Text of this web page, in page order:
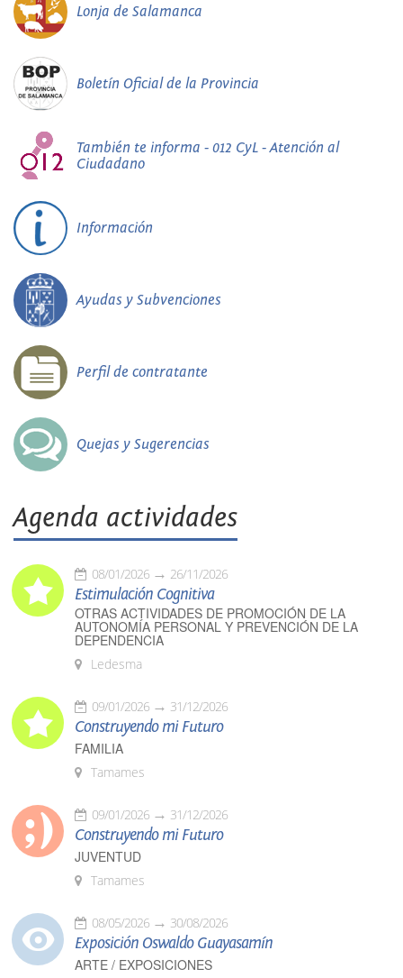
Lonja de Salamanca
Boletín Oficial de la Provincia
También te informa - 012 CyL - Atención al
Ciudadano
Información
Ayudas y Subvenciones
Perfil de contratante
Quejas y Sugerencias
Agenda actividades
08/01/2026 26/11/2026
Estimulación Cognitiva
OTRAS ACTIVIDADES DE PROMOCIÓN DE LA
AUTONOMÍA PERSONAL Y PREVENCIÓN DE LA
DEPENDENCIA
Ledesma
09/01/2026 31/12/2026
Construyendo mi Futuro
FAMILIA
Tamames
09/01/2026 31/12/2026
Construyendo mi Futuro
JUVENTUD
Tamames
08/05/2026 30/08/2026
Exposición Oswaldo Guayasamín
ARTE / EXPOSICIONES